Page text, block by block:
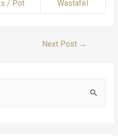
/ Pot Wastafel
Next Post →